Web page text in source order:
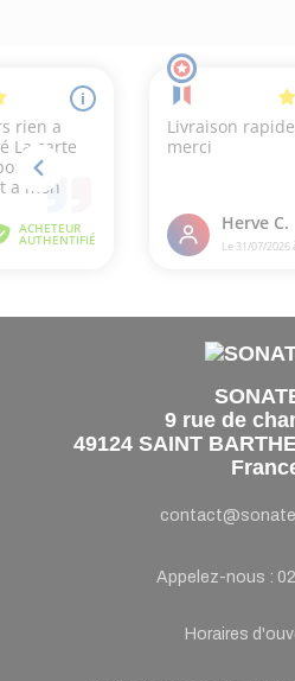
9 rue de
49124 SAINT
Appelez-nous :
Horaires